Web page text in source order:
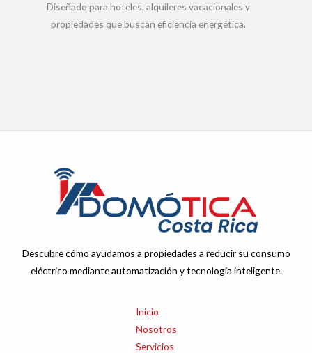
Diseñado para hoteles, alquileres vacacionales y
propiedades que buscan eficiencia energética.
Descubre cómo ayudamos a propiedades a reducir su consumo
eléctrico mediante automatización y tecnología inteligente.
Inicio
Nosotros
Servicios